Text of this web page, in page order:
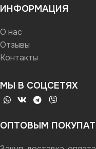
ИНФОРМАЦИЯ
О нас
Отзывы
Контакты
МЫ В СОЦСЕТЯХ
ОПТОВЫМ